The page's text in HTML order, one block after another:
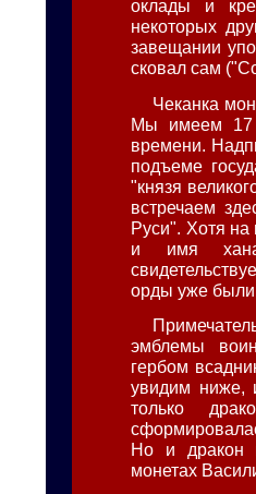
оклады и
некоторых
завещании
сковал сам
Чеканка
Мы имеем 17
времени.
подъеме
"князя
встречаем
Руси". Хотя на
и имя хана
орды уже были
эмблемы
гербом
увидим ниже,
только
Но и дракон
монетах